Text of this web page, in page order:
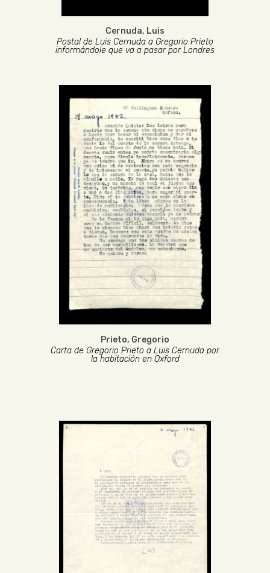
Cernuda, Luis
Postal de Luis Cernuda a Gregorio Prieto
informándole que va a pasar por Londres
Prieto, Gregorio
Carta de Gregorio Prieto a Luis Cernuda por
la habitación en Oxford